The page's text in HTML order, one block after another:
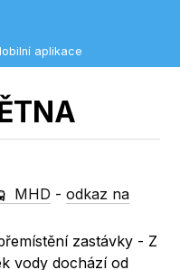
aplikace
MHD -odkaz na
zastávky - Z
vody dochází od